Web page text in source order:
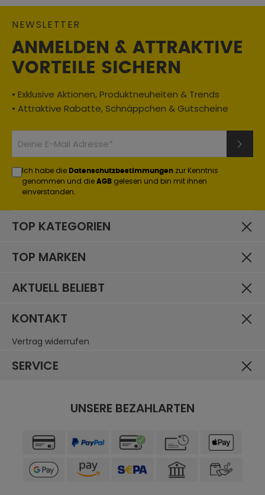
NEWSLETTER
ANMELDEN & ATTRAKTIVE
VORTEILE SICHERN
• Exklusive Aktionen, Produktneuheiten & Trends
• Attraktive Rabatte, Schnäppchen & Gutscheine
Ich habe die Datenschutzbestimmungen zur Kenntnis
genommen und die AGB gelesen und bin mit ihnen
einverstanden.
TOP KATEGORIEN
TOP MARKEN
AKTUELL BELIEBT
KONTAKT
Vertrag widerrufen
SERVICE
UNSERE BEZAHLARTEN